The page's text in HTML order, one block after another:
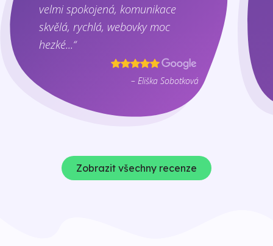
velmi spokojená, komunikace
skvělá, rychlá, webovky moc
hezké...“
– Eliška Sobotková
Zobrazit všechny recenze